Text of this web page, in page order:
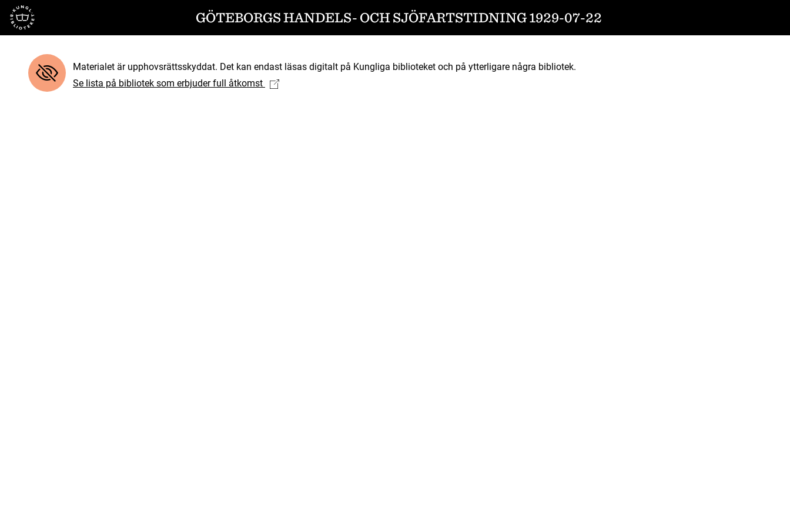
Till startsidan GÖTEBORGS HANDELS- OCH SJÖFARTSTIDNING 1929-07-22
Materialet är upphovsrättsskyddat. Det kan endast läsas digitalt på Kungliga biblioteket och på ytterligare några bibliotek.
Se lista på bibliotek som erbjuder full åtkomst